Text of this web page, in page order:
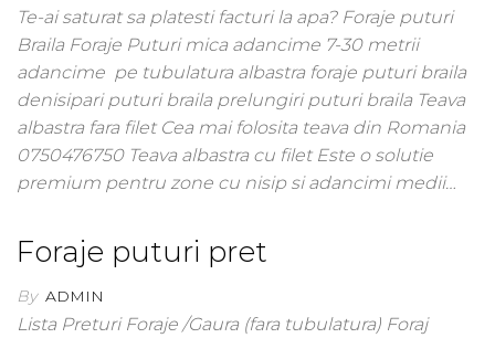
Te-ai saturat sa platesti facturi la apa? Foraje puturi
Braila Foraje Puturi mica adancime 7-30 metrii
adancime pe tubulatura albastra foraje puturi braila
denisipari puturi braila prelungiri puturi braila Teava
albastra fara filet Cea mai folosita teava din Romania
0750476750 Teava albastra cu filet Este o solutie
premium pentru zone cu nisip si adancimi medii…
Foraje puturi pret
By ADMIN
Lista Preturi Foraje /Gaura (fara tubulatura) Foraj